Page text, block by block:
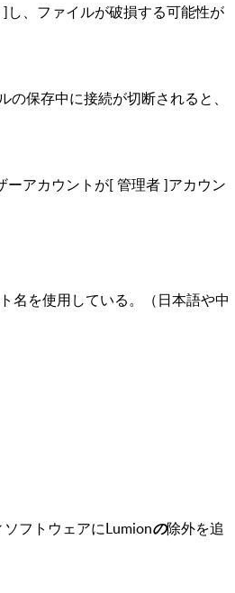
、ファイルが破損する可能性が
保存中に接続が切断されると、
アカウントが[ 管理者 ]アカウン
名を使用している。（日本語や中
フトウェアにLumionの除外を追